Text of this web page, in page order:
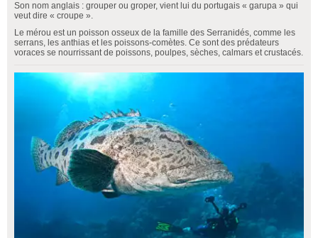
Son nom anglais : grouper ou groper, vient lui du portugais « garupa » qui
veut dire « croupe ».
Le mérou est un poisson osseux de la famille des Serranidés, comme les
serrans, les anthias et les poissons-comètes. Ce sont des prédateurs
voraces se nourrissant de poissons, poulpes, sèches, calmars et crustacés.